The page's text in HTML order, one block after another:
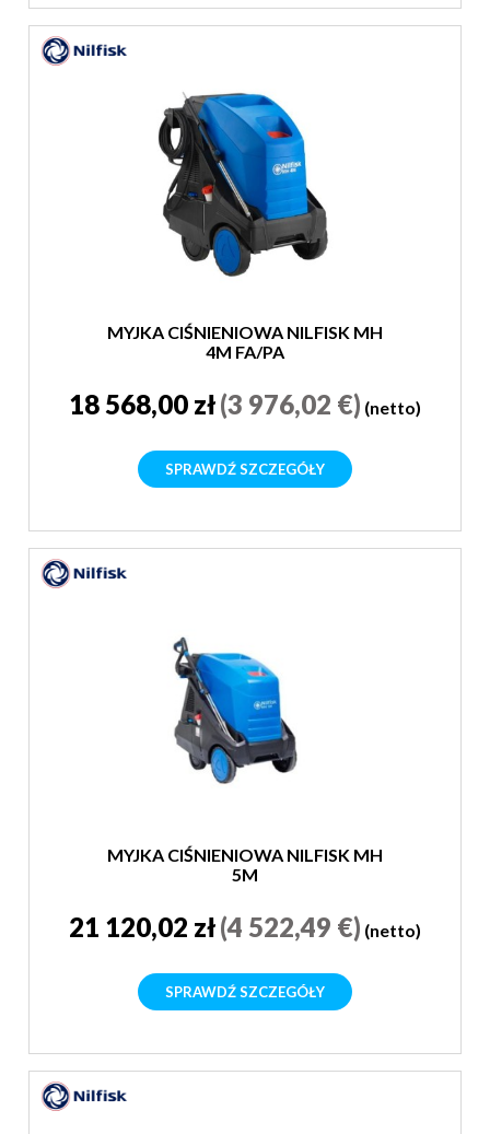
MYJKA CIŚNIENIOWA NILFISK MH
4M FA/PA
18 568,00 zł(3 976,02 €) (netto)
SPRAWDŹ SZCZEGÓŁY
MYJKA CIŚNIENIOWA NILFISK MH
5M
21 120,02 zł(4 522,49 €) (netto)
SPRAWDŹ SZCZEGÓŁY